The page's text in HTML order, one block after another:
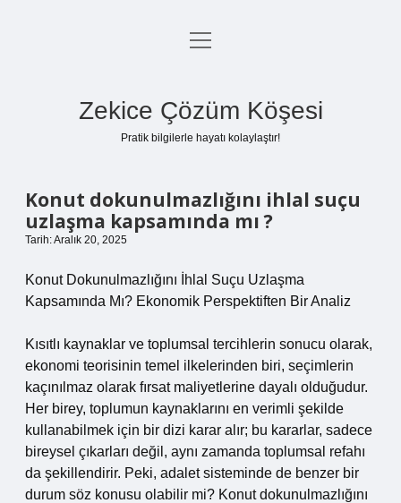
Anasayfa
Yasal Uyarı
menüyü
Zekice Çözüm Köşesi
Pratik bilgilerle hayatı kolaylaştır!
Konut dokunulmazlığını ihlal suçu
uzlaşma kapsamında mı ?
Tarih: Aralık 20, 2025
Konut Dokunulmazlığını İhlal Suçu Uzlaşma
Kapsamında Mı? Ekonomik Perspektiften Bir Analiz
Kısıtlı kaynaklar ve toplumsal tercihlerin sonucu olarak,
ekonomi teorisinin temel ilkelerinden biri, seçimlerin
kaçınılmaz olarak fırsat maliyetlerine dayalı olduğudur.
Her birey, toplumun kaynaklarını en verimli şekilde
kullanabilmek için bir dizi karar alır; bu kararlar, sadece
bireysel çıkarları değil, aynı zamanda toplumsal refahı
da şekillendirir. Peki, adalet sisteminde de benzer bir
durum söz konusu olabilir mi? Konut dokunulmazlığını